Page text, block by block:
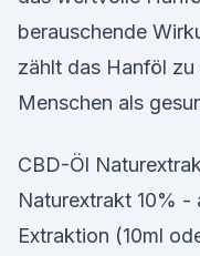
berauschende
zählt das Hanföl
Menschen als
CBD-Öl
Naturextrakt 10% -
Extraktion (10ml